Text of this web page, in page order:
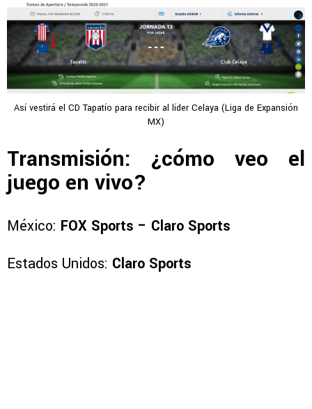
Así vestirá el CD Tapatío para recibir al líder Celaya (Liga de Expansión
MX)
Transmisión: ¿cómo veo el
juego en vivo?
México: FOX Sports – Claro Sports
Estados Unidos: Claro Sports